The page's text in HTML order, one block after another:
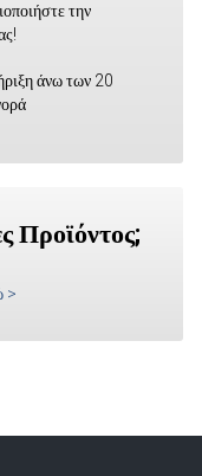
την
άνω των 20
Προϊόντος;
>